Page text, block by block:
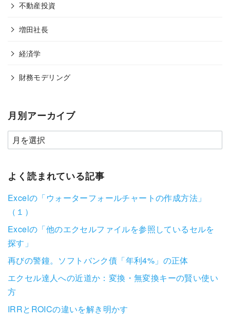
不動産投資
増田社長
経済学
財務モデリング
月別アーカイブ
よく読まれている記事
Excelの「ウォーターフォールチャートの作成方法」
（１）
Excelの「他のエクセルファイルを参照しているセルを
探す」
再びの警鐘。ソフトバンク債「年利4%」の正体
エクセル達人への近道か：変換・無変換キーの賢い使い
方
IRRとROICの違いを解き明かす